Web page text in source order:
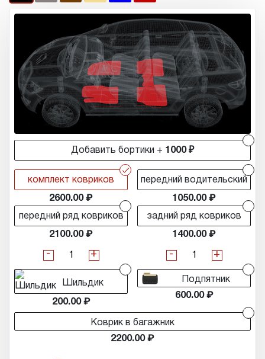
Добавить бортики + 1000 ₽
r
комплект ковриков
2600.00
передний водительский
1050.00
передний ряд ковриков
2100.00
задний ряд ковриков
1400.00
Коврик в багажник
2200.00
Шильдик
200.00
- +
Подпятник
600.00
- +